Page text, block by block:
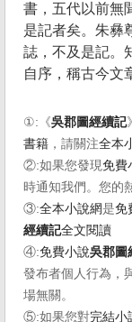
書，五代以前無
是記者矣。朱彝
誌，不及是記。
自序，稱古今文
①:《吳郡圖經續記
書籍 ，請關注全本
②:如果您發現免費
時通知我們。您的
③:全本小說網是免
經續記全文閱讀
④:免費小說吳郡圖
發布者個人行為，
場無關。
⑤:如果您對完結小